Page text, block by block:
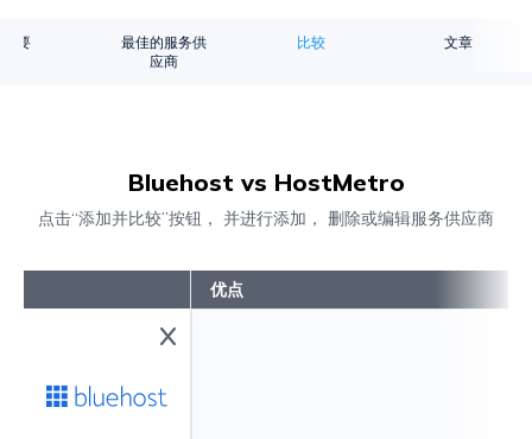
概要
最佳的服务供
应商
比较 文章
Bluehost vs HostMetro
点击“添加并比较”按钮， 并进行添加， 删除或编辑服务供应商
优点